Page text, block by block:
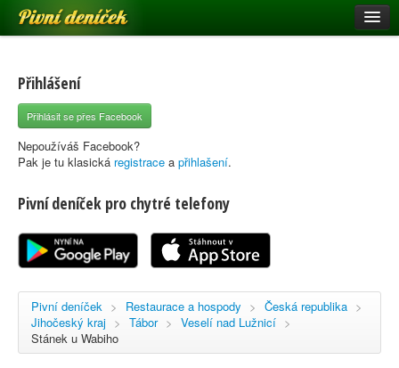
Pivní deníček
Pivní mapa
Pivní značky
Nápověda
Registrace
Přihlášení
Přihlásit se přes Facebook
Nepoužíváš Facebook?
Pak je tu klasická registrace a přihlašení.
Pivní deníček pro chytré telefony
Pivní deníček > Restaurace a hospody > Česká republika >
Jihočeský kraj > Tábor > Veselí nad Lužnicí >
Stánek u Wabiho